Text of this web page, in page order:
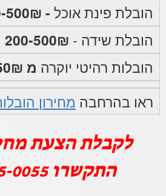
הובלת פינת אוכל - 200-500₪
הובלת שידה - 200-500₪
הובלות רהיטי יוקרה מ 350₪ עד 800₪
ראו בהרחבה מחירון
לקבלת הצעת
התקשרו0055